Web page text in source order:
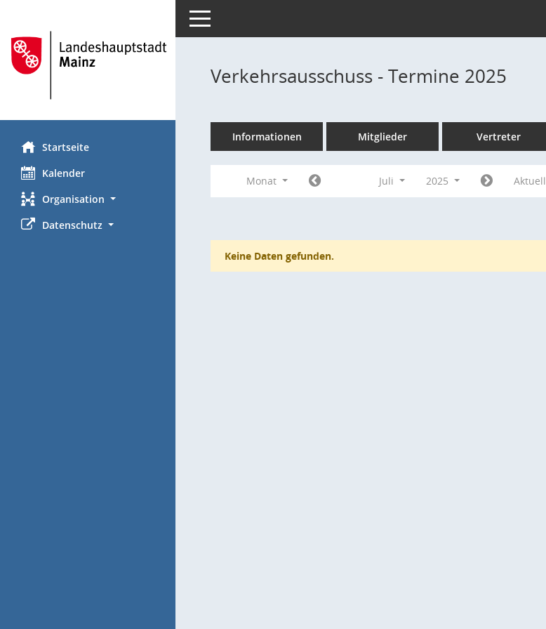
Startseite
Kalender
Organisation
Datenschutz
Toggle navigation
Verkehrsausschuss - Termine 2025
Informationen Mitglieder Vertreter
Monat Juli 2025 Aktuell
Keine Daten gefunden.